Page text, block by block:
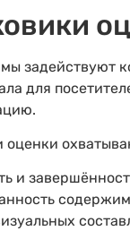
задействуют
для
оценки
и